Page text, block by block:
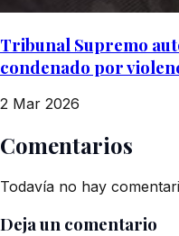
Tribunal Supremo
condenado por
2 Mar 2026
Comentarios
Todavía no hay
Deja un comentario